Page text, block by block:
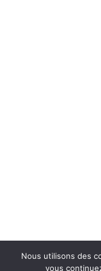
Nous utilisons des
vous